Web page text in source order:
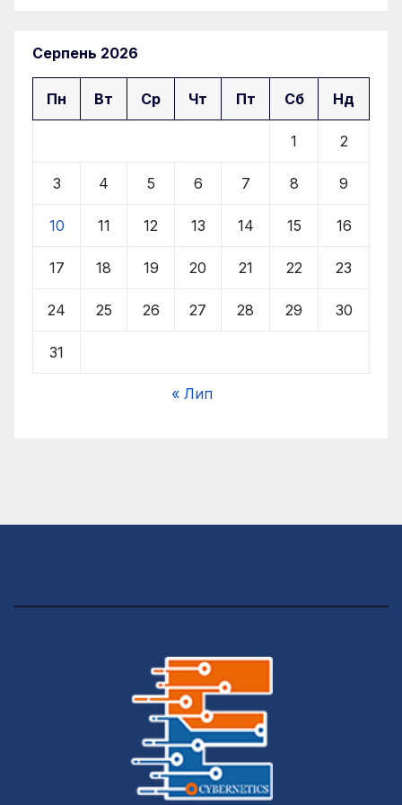
Серпень 2026
Пн Вт Ср Чт Пт Сб Нд
1 2
3 4 5 6 7 8 9
10 11 12 13 14 15 16
17 18 19 20 21 22 23
24 25 26 27 28 29 30
31
« Лип